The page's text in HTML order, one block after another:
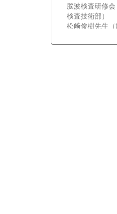
脳波検査研修
検査技術部
松﨑俊樹先生